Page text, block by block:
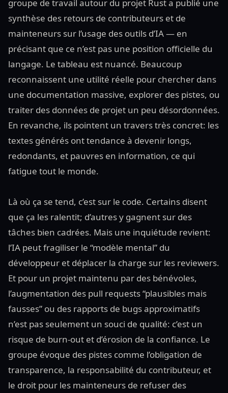
groupe de travail autour du projet Rust a publié une
synthèse des retours de contributeurs et de
mainteneurs sur l’usage des outils d’IA — en
précisant que ce n’est pas une position officielle du
langage. Le tableau est nuancé. Beaucoup
reconnaissent une utilité réelle pour chercher dans
une documentation massive, explorer des pistes, ou
traiter des données de projet un peu désordonnées.
En revanche, ils pointent un travers très concret: les
textes générés ont tendance à devenir longs,
redondants, et pauvres en information, ce qui
fatigue tout le monde.
Là où ça se tend, c’est sur le code. Certains disent
que ça les ralentit; d’autres y gagnent sur des
tâches bien cadrées. Mais une inquiétude revient:
l’IA peut fragiliser le “modèle mental” du
développeur et déplacer la charge sur les reviewers.
Et pour un projet maintenu par des bénévoles,
l’augmentation des pull requests “plausibles mais
fausses” ou des rapports de bugs approximatifs
n’est pas seulement un souci de qualité: c’est un
risque de burn-out et d’érosion de la confiance. Le
groupe évoque des pistes comme l’obligation de
transparence, la responsabilité du contributeur, et
le droit pour les mainteneurs de refuser des